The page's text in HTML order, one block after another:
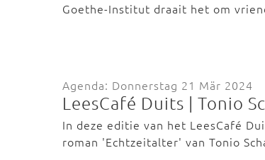
Goethe-Institut draait het om
Agenda: Donnerstag 21 Mär 2024
LeesCafé Duits | Tonio
In deze editie van het LeesCafé
roman 'Echtzeitalter' van Tonio